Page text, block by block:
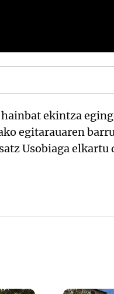
ekintza
egitarauaren
Usobiaga elkartu